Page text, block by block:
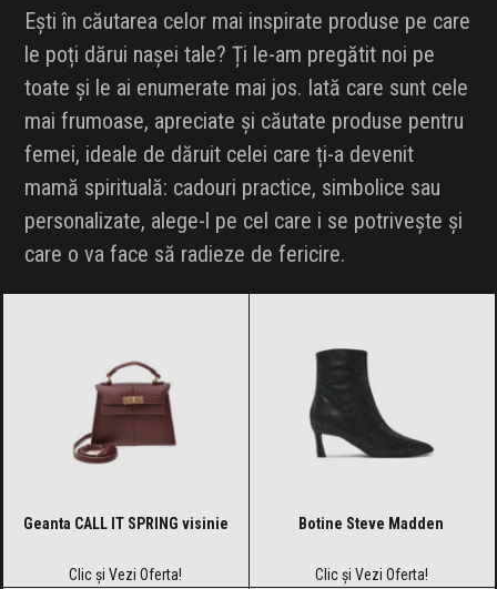
IDEI DE CADOURI
ȘTIRI
FAVORITE
Ești în căutarea celor mai inspirate produse pe care
le poți dărui nașei tale? Ți le-am pregătit noi pe
toate și le ai enumerate mai jos. Iată care sunt cele
mai frumoase, apreciate și căutate produse pentru
femei, ideale de dăruit celei care ți-a devenit
mamă spirituală: cadouri practice, simbolice sau
personalizate, alege-l pe cel care i se potrivește și
care o va face să radieze de fericire.
Geanta CALL IT SPRING visinie
Clic și Vezi Oferta!
Botine Steve Madden
Clic și Vezi Oferta!